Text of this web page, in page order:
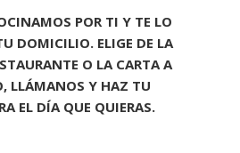
POR TI Y TE LO
DOMICILIO. ELIGE DE LA
O LA CARTA A
LLÁMANOS Y HAZ TU
EL DÍA QUE QUIERAS.